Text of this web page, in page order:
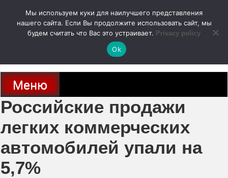
содержимому
autodoc24.ru
Новости про современные автомобили и не только, новинки зарубежного
и отечественного автопрома
Меню
Российские продажи
легких коммерческих
автомобилей упали на
5,7%
Мы используем куки для наилучшего представления
нашего сайта. Если Вы продолжите использовать сайт, мы
будем считать что Вас это устраивает. Privacy policy
Ok